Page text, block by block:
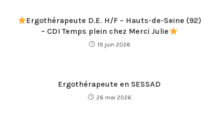
Ergothérapeute D.E. H/F – Hauts-de-Seine (92)
– CDI Temps plein chez Merci Julie
19 juin 2026
Ergothérapeute en SESSAD
26 mai 2026